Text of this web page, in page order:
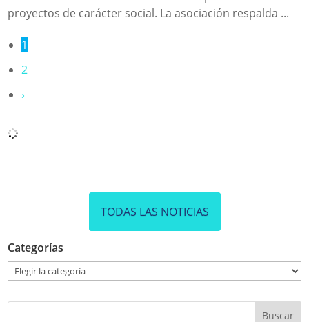
proyectos de carácter social. La asociación respalda ...
1
2
›
TODAS LAS NOTICIAS
Categorías
Categorías